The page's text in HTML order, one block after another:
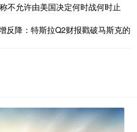
不允许由美国决定何时战何时止
反降：特斯拉Q2财报戳破马斯克的